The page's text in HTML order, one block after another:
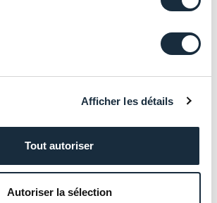
Afficher les détails
Tout autoriser
Autoriser la sélection
vos objectifs, votre aversion au
aux caractéristiques de
de ces articles sont
par d’autres filiales
notamment les SCPI
: Eurovalys, Elialys, Renovalys.